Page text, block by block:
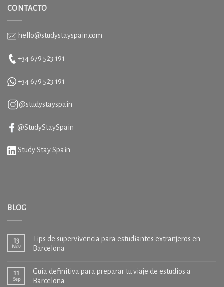
CONTACTO
hello@studystayspain.com
+34 679 523 191
+34 679 523 191
@studystayspain
@StudyStaySpain
Study Stay Spain
BLOG
13
Nov
Tips de supervivencia para estudiantes extranjeros en
Barcelona
11
Sep
Guía definitiva para preparar tu viaje de estudios a
Barcelona